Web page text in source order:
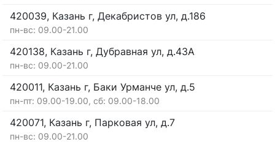
420039, Казань г, Декабристов ул, д.186
пн-вс: 09.00-21.00
420138, Казань г, Дубравная ул, д.43А
пн-вс: 09.00-21.00
420011, Казань г, Баки Урманче ул, д.5
пн-пт: 09.00-19.00, сб: 09.00-18.00
420071, Казань г, Парковая ул, д.7
пн-вс: 09.00-21.00